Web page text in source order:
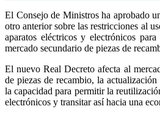
El Consejo de Ministros ha aprobado
otro anterior sobre las restricciones al
aparatos eléctricos y electrónicos
mercado secundario de piezas de
El nuevo Real Decreto afecta al
de piezas de recambio, la
la capacidad para permitir la
electrónicos y transitar así hacia una